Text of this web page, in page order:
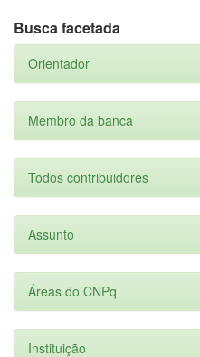
Busca facetada
Orientador
Membro da banca
Todos contribuidores
Assunto
Áreas do CNPq
Instituição